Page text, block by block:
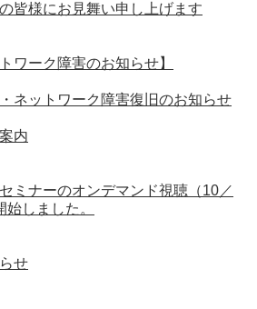
皆様にお見舞い申し上げます
ワーク障害のお知らせ】
ネットワーク障害復旧のお知らせ
内
ミナーのオンデマンド視聴（10／
しました。
せ